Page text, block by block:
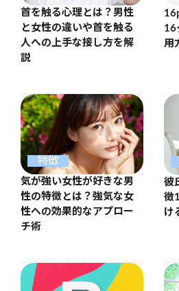
首を触る心理とは？男性
と女性の違いや首を触る
人への上手な接し方を解
説
16
用
特徴
気が強い女性が好きな男
性の特徴とは？強気な女
性への効果的なアプロー
チ術
彼
徴
け